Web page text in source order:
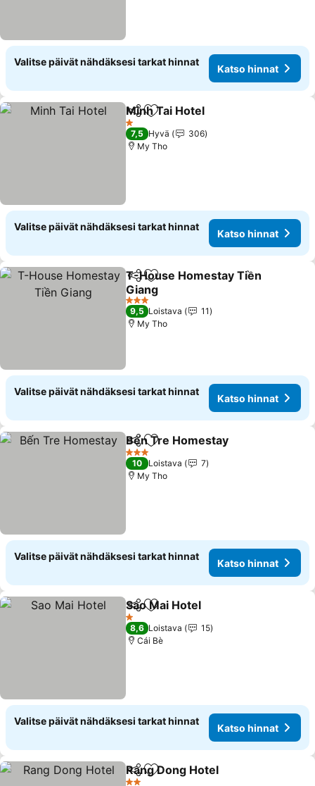
Valitse päivät nähdäksesi tarkat hinnat
Katso hinnat
Jaa Lisää suosikkeihin
Minh Tai Hotel
1 Tähtiluokitus
7,5 Hyvä
306
My Tho
Valitse päivät nähdäksesi tarkat hinnat
Katso hinnat
Jaa Lisää suosikkeihin
T-House Homestay Tiền
Giang
Katso hinnat
3 Tähtiluokitus
9,5 Loistava
11
My Tho
Valitse päivät nähdäksesi tarkat hinnat
Katso hinnat
Jaa Lisää suosikkeihin
Bến Tre Homestay
3 Tähtiluokitus
10 Loistava
7
My Tho
Valitse päivät nähdäksesi tarkat hinnat
Katso hinnat
Jaa Lisää suosikkeihin
Sao Mai Hotel
1 Tähtiluokitus
8,6 Loistava
15
Cái Bè
Valitse päivät nähdäksesi tarkat hinnat
Katso hinnat
Jaa Lisää suosikkeihin
Rang Dong Hotel